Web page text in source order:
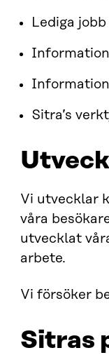
Lediga
Sitra’s
Vi utvecklar
våra
utvecklat
arbete.
Vi försöker
Sitras